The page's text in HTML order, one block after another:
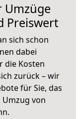
Umzüge
Preiswert
sich schon
dabei
die Kosten
zurück – wir
für Sie, das
von